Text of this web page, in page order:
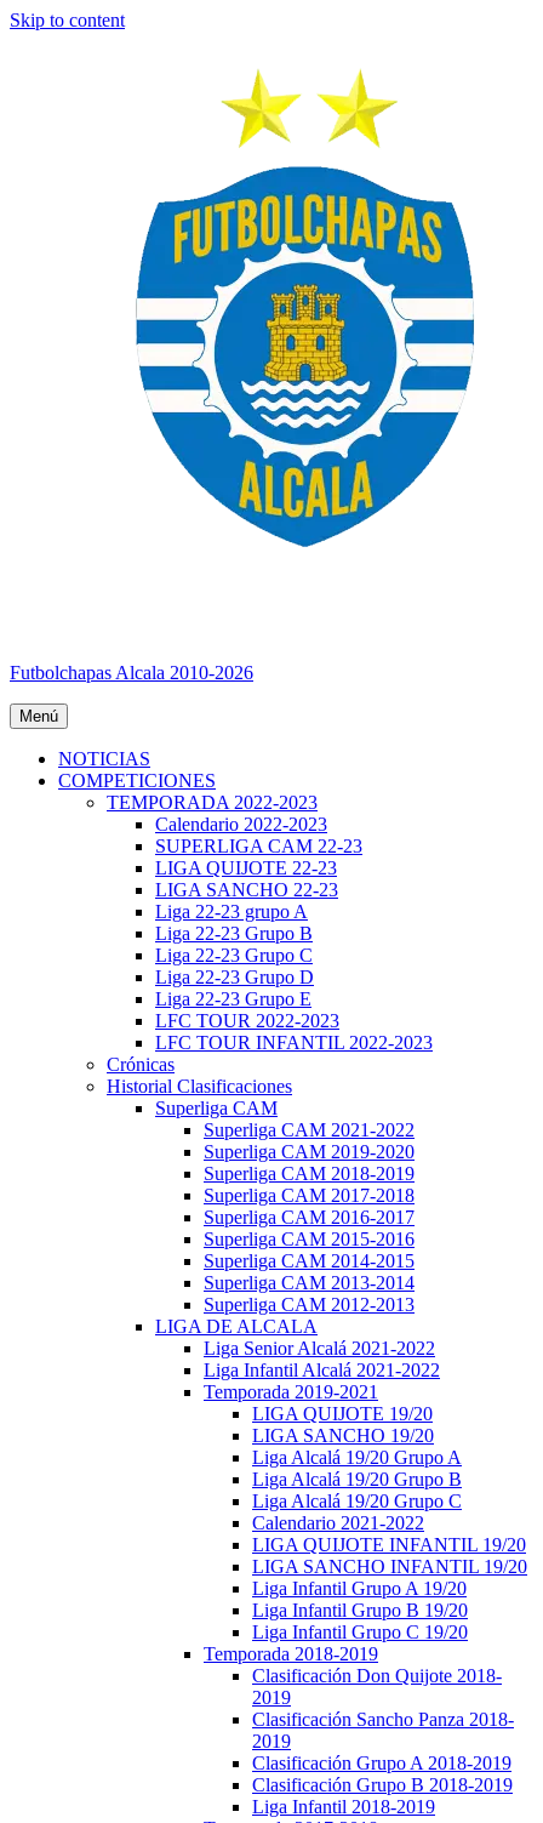
Skip to content
Futbolchapas Alcala 2010-2026
Menú
NOTICIAS
COMPETICIONES
TEMPORADA 2022-2023
Calendario 2022-2023
SUPERLIGA CAM 22-23
LIGA QUIJOTE 22-23
LIGA SANCHO 22-23
Liga 22-23 grupo A
Liga 22-23 Grupo B
Liga 22-23 Grupo C
Liga 22-23 Grupo D
Liga 22-23 Grupo E
LFC TOUR 2022-2023
LFC TOUR INFANTIL 2022-2023
Crónicas
Historial Clasificaciones
Superliga CAM
Superliga CAM 2021-2022
Superliga CAM 2019-2020
Superliga CAM 2018-2019
Superliga CAM 2017-2018
Superliga CAM 2016-2017
Superliga CAM 2015-2016
Superliga CAM 2014-2015
Superliga CAM 2013-2014
Superliga CAM 2012-2013
LIGA DE ALCALA
Liga Senior Alcalá 2021-2022
Liga Infantil Alcalá 2021-2022
Temporada 2019-2021
LIGA QUIJOTE 19/20
LIGA SANCHO 19/20
Liga Alcalá 19/20 Grupo A
Liga Alcalá 19/20 Grupo B
Liga Alcalá 19/20 Grupo C
Calendario 2021-2022
LIGA QUIJOTE INFANTIL 19/20
LIGA SANCHO INFANTIL 19/20
Liga Infantil Grupo A 19/20
Liga Infantil Grupo B 19/20
Liga Infantil Grupo C 19/20
Temporada 2018-2019
Clasificación Don Quijote 2018-
2019
Clasificación Sancho Panza 2018-
2019
Clasificación Grupo A 2018-2019
Clasificación Grupo B 2018-2019
Liga Infantil 2018-2019